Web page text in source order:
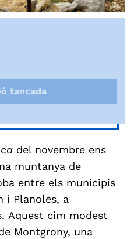
tancada
del novembre ens
muntanya de
entre els municipis
i Planoles, a
Aquest cim modest
Montgrony, una